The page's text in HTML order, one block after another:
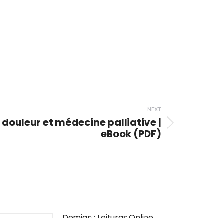
NEXT
douleur et médecine palliative |
eBook (PDF)